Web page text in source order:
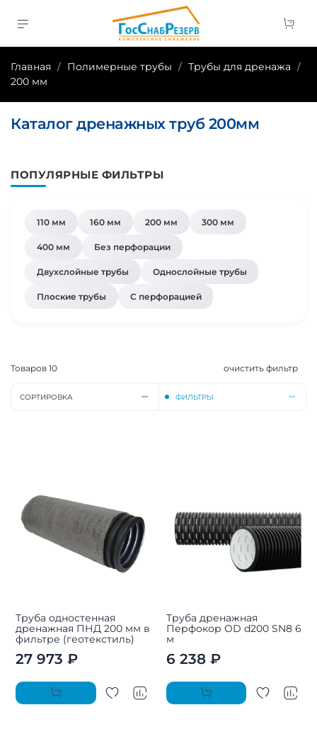
Главная Полимерные трубы
Трубы для дренажа
200 мм
Каталог дренажных труб 200мм
ПОПУЛЯРНЫЕ ФИЛЬТРЫ
110 мм 160 мм 200 мм 300 мм
400 мм Без перфорации
Двухслойные трубы Однослойные трубы
Плоские трубы С перфорацией
Товаров 10 очистить фильтр
СОРТИРОВКА ФИЛЬТРЫ
Труба одностенная
дренажная ПНД 200 мм в
фильтре (геотекстиль)
27 973 ₽
Труба дренажная
Перфокор OD d200 SN8 6
м
6 238 ₽